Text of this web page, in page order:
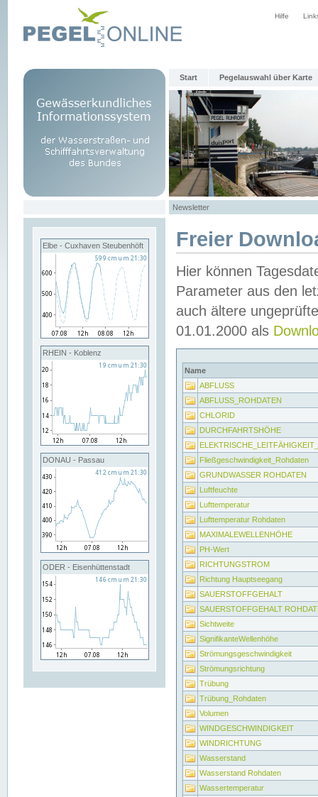
Hilfe
Start Pegelauswahl über Karte
Newsletter
Elbe - Cuxhaven Steubenhöft
RHEIN - Koblenz
DONAU - Passau
ODER - Eisenhüttenstadt
Freier
Hier können
Parameter aus den
auch ältere
01.01.2000 als
Name
ABFLUSS
ABFLUSS_ROHDATEN
CHLORID
DURCHFAHRTSHÖHE
Fließgeschwindigkeit_Rohdaten
GRUNDWASSER ROHDATEN
Luftfeuchte
Lufttemperatur
Lufttemperatur Rohdaten
MAXIMALEWELLENHÖHE
PH-Wert
RICHTUNGSTROM
Richtung Hauptseegang
SAUERSTOFFGEHALT
SAUERSTOFFGEHALT
Sichtweite
SignifikanteWellenhöhe
Strömungsgeschwindigkeit
Strömungsrichtung
Trübung
Trübung_Rohdaten
Volumen
WINDGESCHWINDIGKEIT
WINDRICHTUNG
Wasserstand
Wasserstand Rohdaten
Wassertemperatur